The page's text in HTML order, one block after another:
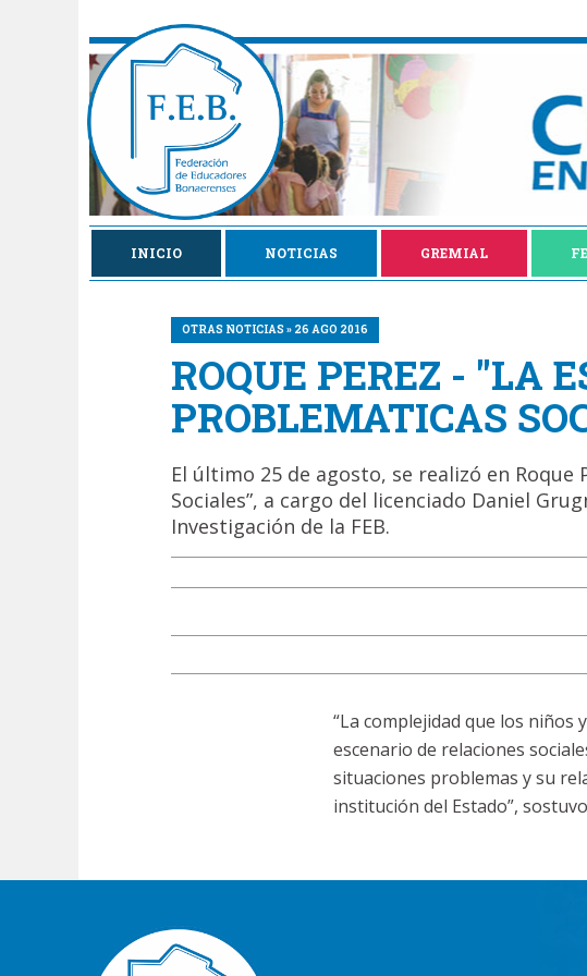
INICIO NOTICIAS GREMIAL
OTRAS NOTICIAS » 26 AGO 2016
ROQUE PEREZ - "LA
PROBLEMATICAS
El último 25 de agosto, se realizó en Roque
Sociales”, a cargo del licenciado Daniel
Investigación de la FEB.
“La complejidad que los niños
escenario de relaciones
situaciones problemas y su
institución del Estado”,